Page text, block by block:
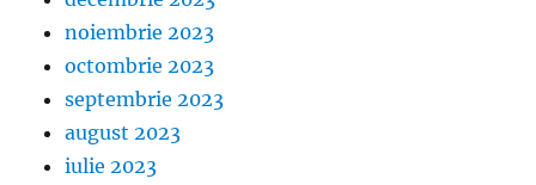
noiembrie 2023
octombrie 2023
septembrie 2023
august 2023
iulie 2023